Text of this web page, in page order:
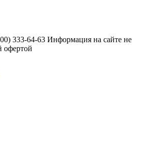
333-64-63 Информация на сайте не
офертой